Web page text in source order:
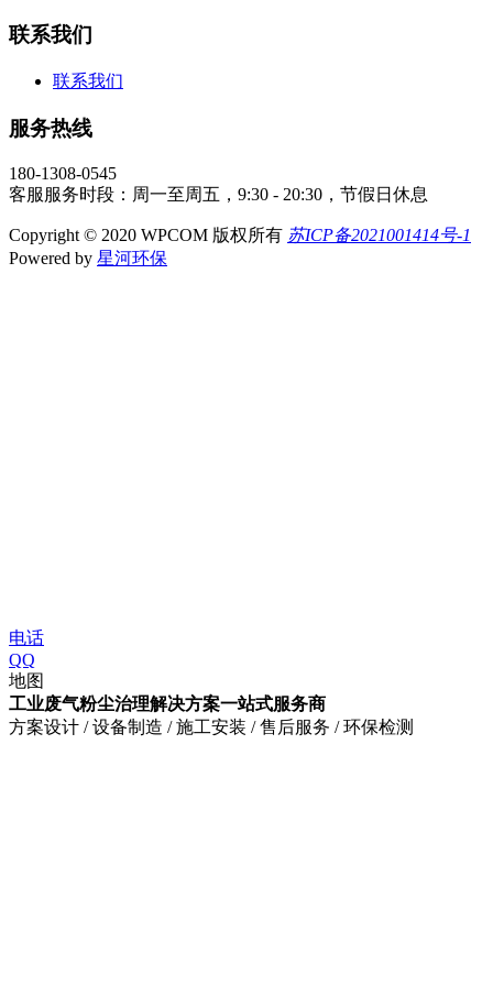
联系我们
联系我们
服务热线
180-1308-0545
客服服务时段：周一至周五，9:30 - 20:30，节假日休息
Copyright © 2020 WPCOM 版权所有 苏ICP备2021001414号-1
Powered by 星河环保
电话
QQ
地图
工业废气粉尘治理解决方案一站式服务商
方案设计 / 设备制造 / 施工安装 / 售后服务 / 环保检测